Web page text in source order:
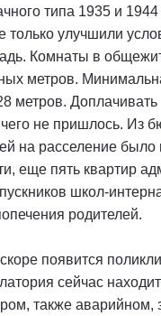
типа 1935 и 1944
только улучшили
Комнаты в
метров.
метров. Доплачивать
не пришлось. Из
на расселение
еще пять квартир
школ-
родителей.
появится
сейчас
также аварийном,